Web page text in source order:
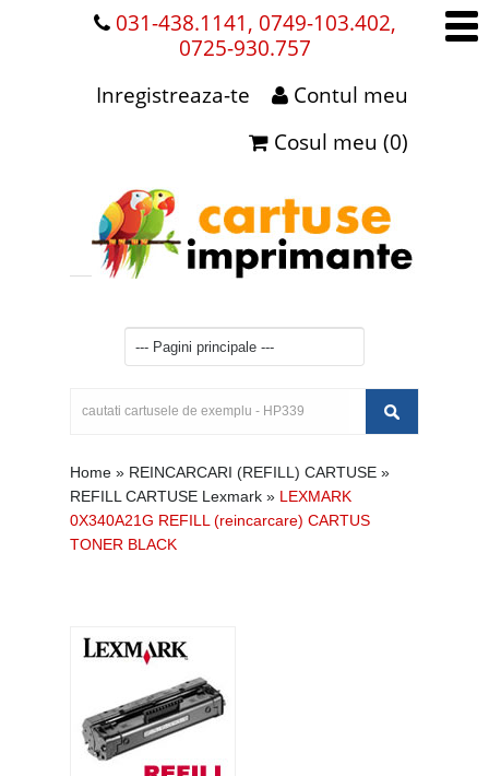
031-438.1141, 0749-103.402,
0725-930.757
Contul meu
Inregistreaza-te
Cosul meu (0)
Home » REINCARCARI (REFILL) CARTUSE »
REFILL CARTUSE Lexmark » LEXMARK
0X340A21G REFILL (reincarcare) CARTUS
TONER BLACK